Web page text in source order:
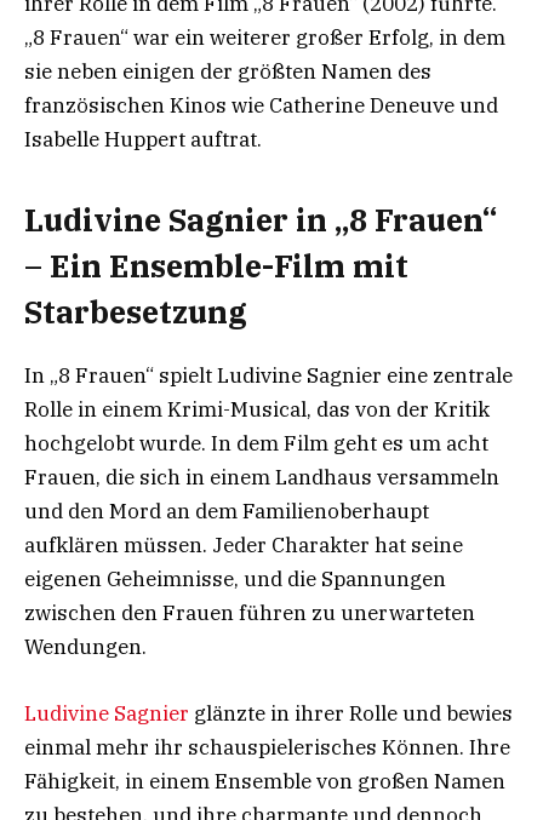
„8 Frauen“ war ein weiterer großer Erfolg, in dem
sie neben einigen der größten Namen des
französischen Kinos wie Catherine Deneuve und
Isabelle Huppert auftrat.
Ludivine Sagnier in „8 Frauen“
– Ein Ensemble-Film mit
Starbesetzung
In „8 Frauen“ spielt Ludivine Sagnier eine zentrale
Rolle in einem Krimi-Musical, das von der Kritik
hochgelobt wurde. In dem Film geht es um acht
Frauen, die sich in einem Landhaus versammeln
und den Mord an dem Familienoberhaupt
aufklären müssen. Jeder Charakter hat seine
eigenen Geheimnisse, und die Spannungen
zwischen den Frauen führen zu unerwarteten
Wendungen.
Ludivine Sagnier glänzte in ihrer Rolle und bewies
einmal mehr ihr schauspielerisches Können. Ihre
Fähigkeit, in einem Ensemble von großen Namen